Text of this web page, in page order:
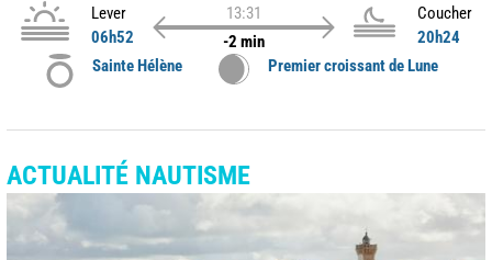
Lever
06h52
13:31
-2 min
Coucher
20h24
Sainte Hélène
Premier croissant de Lune
ACTUALITÉ NAUTISME